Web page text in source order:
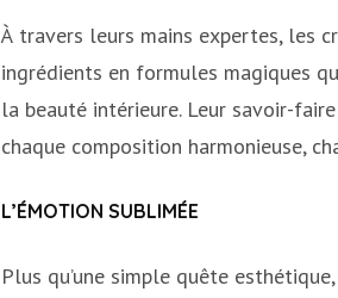
À travers leurs mains expertes, les
ingrédients en formules magiques
la beauté intérieure. Leur savoir-
chaque composition harmonieuse,
L’ÉMOTION SUBLIMÉE
Plus qu’une simple quête